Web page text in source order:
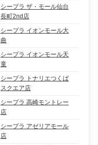
シープラ ザ・モール仙台
長町2nd店
シープラ イオンモール大
曲
シープラ イオンモール天
童
シープラ トナリエつくば
スクエア店
シープラ 高崎モントレー
店
シープラ アゼリアモール
店